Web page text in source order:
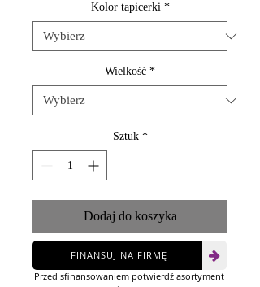
Kolor tapicerki *
Wielkość *
Sztuk *
Dodaj do koszyka
FINANSUJ NA FIRMĘ
Przed sfinansowaniem potwierdź asortyment